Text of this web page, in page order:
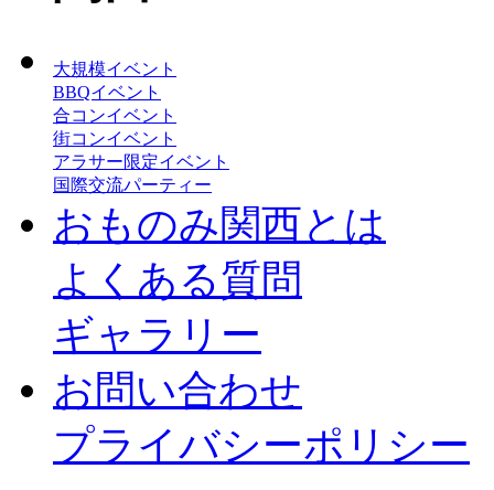
大規模イベント
BBQイベント
合コンイベント
街コンイベント
アラサー限定イベント
国際交流パーティー
おものみ関西とは
よくある質問
ギャラリー
お問い合わせ
プライバシーポリシー